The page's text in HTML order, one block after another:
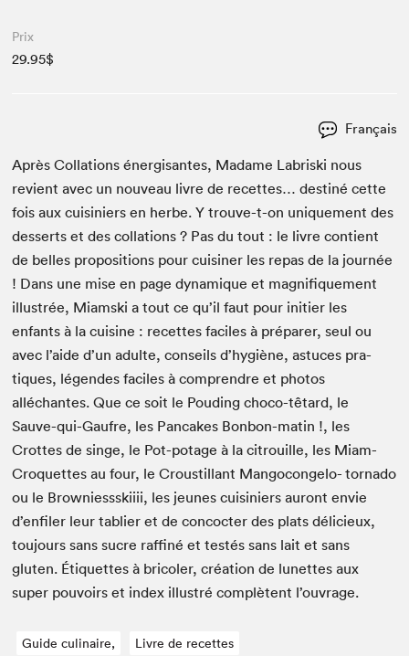
Prix
29.95$
Français
Après Col­la­tions éner­gisantes, Madame Labris­ki nous
revient avec un nou­veau livre de recettes… des­tiné cette
fois aux cuisiniers en herbe. Y trou­ve-t-on unique­ment des
desserts et des col­la­tions ? Pas du tout : le livre con­tient
de belles propo­si­tions pour cuisin­er les repas de la journée
! Dans une mise en page dynamique et mag­nifique­ment
illus­trée, Miams­ki a tout ce qu’il faut pour ini­ti­er les
enfants à la cui­sine : recettes faciles à pré­par­er, seul ou
avec l’aide d’un adulte, con­seils d’hygiène, astuces pra­
tiques, légen­des faciles à com­pren­dre et pho­tos
alléchantes. Que ce soit le Poud­ing choco-têtard, le
Sauve-qui-Gaufre, les Pan­cakes Bon­bon-matin !, les
Crottes de singe, le Pot-potage à la cit­rouille, les Miam­
Cro­quettes au four, le Croustil­lant Man­go­con­ge­lo- tor­na­do
ou le Brown­iessski­i­ii, les jeunes cuisiniers auront envie
d’enfiler leur tabli­er et de con­coc­ter des plats déli­cieux,
tou­jours sans sucre raf­finé et testés sans lait et sans
gluten. Éti­quettes à bricol­er, créa­tion de lunettes aux
super pou­voirs et index illus­tré com­plè­tent l’ouvrage.
Guide culinaire, Livre de recettes